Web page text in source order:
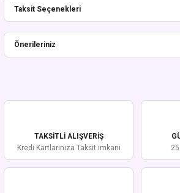
Bu ürüne ilk yorumu siz
Taksit Seçenekleri
Önerileriniz
Ürün resmi kalitesiz, bozuk veya
TAKSİTLİ ALIŞVERİŞ
Kredi Kartlarınıza Taksit imkanı